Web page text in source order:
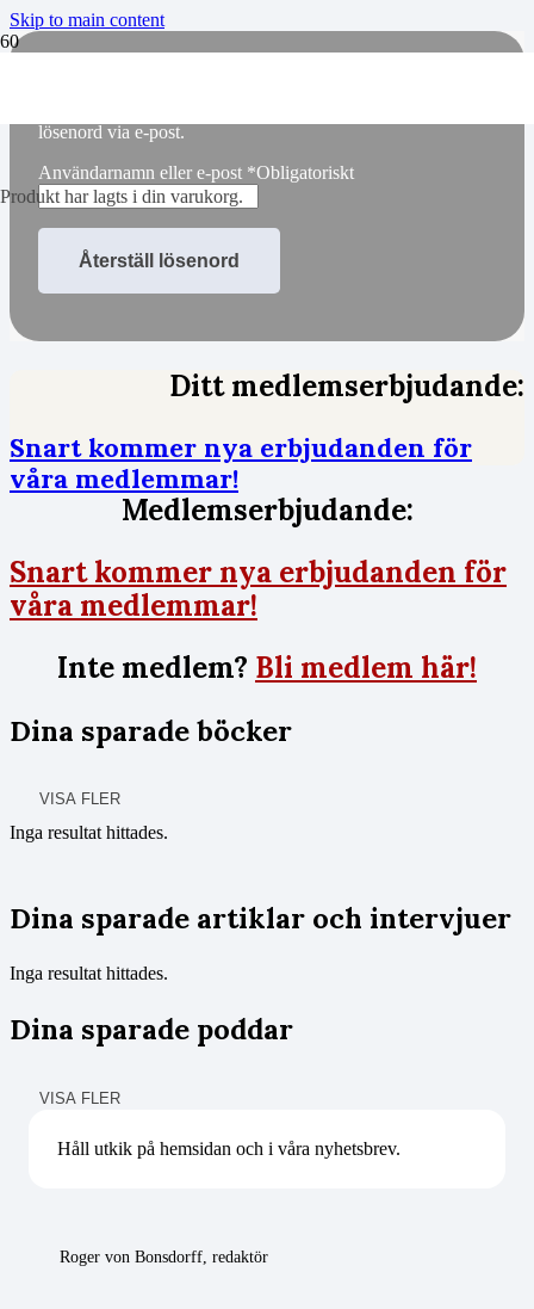
Skip to main content
Produkt har lagts i din varukorg.
lösenord via e-post.
Användarnamn eller e-post *Obligatoriskt
Återställ lösenord
Ditt medlemserbjudande:
Snart kommer nya erbjudanden för
våra medlemmar!
Medlemserbjudande:
Snart kommer nya erbjudanden för
våra medlemmar!
Inte medlem? Bli medlem här!
Dina sparade böcker
VISA FLER
Inga resultat hittades.
Dina sparade artiklar och intervjuer
Inga resultat hittades.
Dina sparade poddar
VISA FLER
Håll utkik på hemsidan och i våra nyhetsbrev.
Roger von Bonsdorff, redaktör